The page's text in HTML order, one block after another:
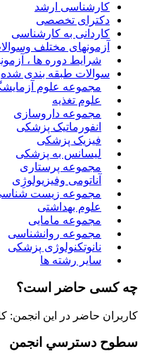
کارشناسی ارشد
دکترای تخصصی
کاردانی به کارشناسی
آزمونهای مختلف
شرایط دوره ها ،
سوالات طبقه بندی شده
مجموعه علوم
علوم تغذیه
مجموعه داروسازی
انفورماتیک پزشکی
فیزیک پزشکی
لیسانس به پزشکی
مجموعه پرستاری
آناتومی وفیزیولوژِی
مجموعه زیست
علوم بهداشتی
مجموعه مامایی
مجموعه روانشناسی
نانوتکنولوژی پزشکی
سایر رشته ها
چه کسی حاضر است؟
کاربران حاضر در این انجمن: کاربر
سطوح دسترسي انجمن